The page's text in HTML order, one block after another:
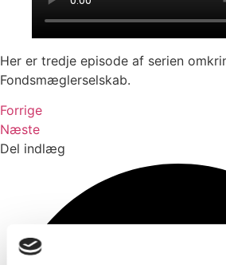
Her er tredje episode af serien
Fondsmæglerselskab.
Forrige
Næste
Del indlæg